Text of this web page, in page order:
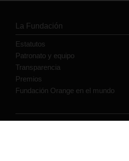
La Fundación
Estatutos
Patronato y equipo
Transparencia
Premios
Fundación Orange en el mundo